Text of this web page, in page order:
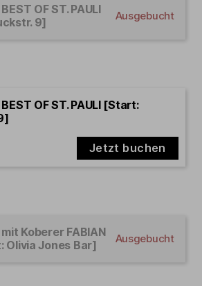
OF ST. PAULI
9]
Ausgebucht
OF ST. PAULI [Start:
Jetzt buchen
Koberer FABIAN
Olivia Jones Bar]
Ausgebucht